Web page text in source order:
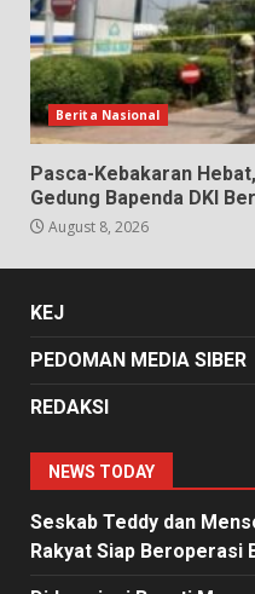
Berita Nasional
Pasca-Kebakaran
Gedung Bapenda DKI
August 8, 2026
KEJ
PEDOMAN MEDIA SIBER
REDAKSI
NEWS TODAY
Seskab Teddy dan
Rakyat Siap Beroperasi